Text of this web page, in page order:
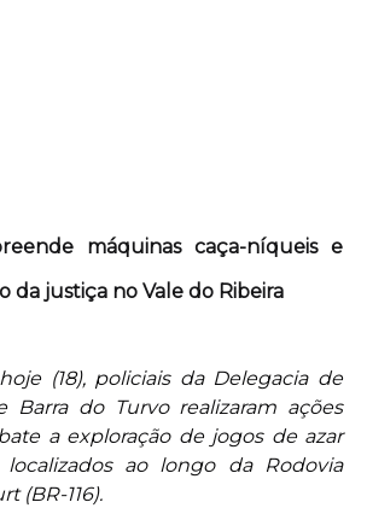
máquinas caça-níqueis e
da justiça no Vale do Ribeira
(18), policiais da Delegacia de
Barra do Turvo realizaram ações
a exploração de jogos de azar
ao longo da Rodovia
(BR-116).